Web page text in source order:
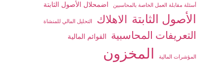
أسئلة مقابلة العمل الخاصة بالمحاسبين اضمحلال الأصول الثابتة
الأصول الثابتة الاهلاك التحليل المالي للمنشاة
التعريفات المحاسبية القوائم المالية
المؤشرات المالية المخزون